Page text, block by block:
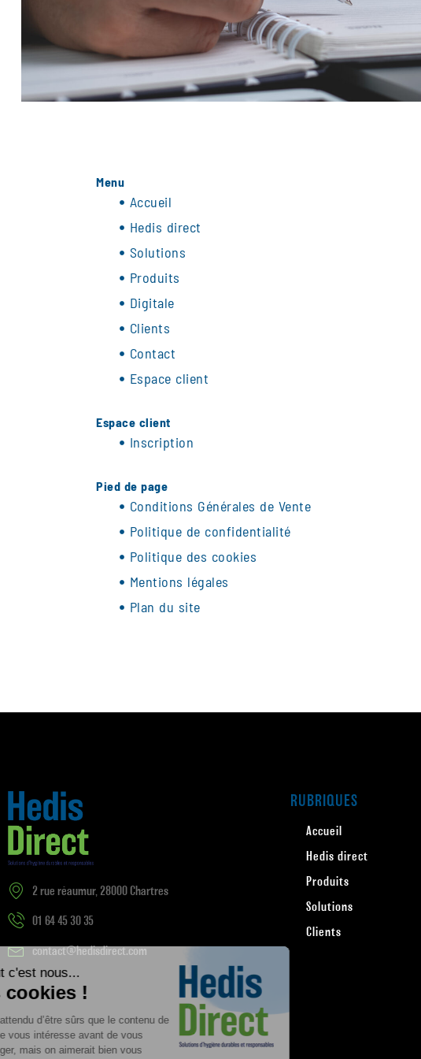
Menu
Accueil
Hedis direct
Solutions
Produits
Digitale
Clients
Contact
Espace client
Espace client
Inscription
Pied de page
Conditions Générales de Vente
Politique de confidentialité
Politique des cookies
Mentions légales
Plan du site
2 rue réaumur, 28000 Chartres
01 64 45 30 35
contact@hedisdirect.com
RUBRIQUES
Accueil
Hedis direct
Produits
Solutions
Clients